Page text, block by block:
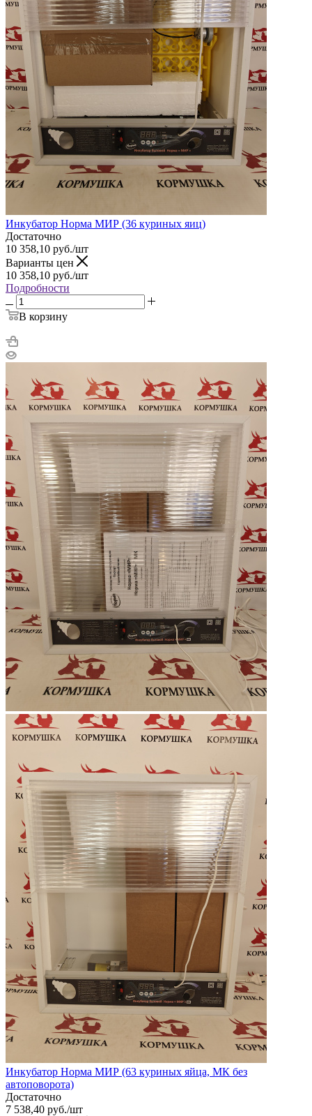
Инкубатор Норма МИР (36 куриных яиц)
Достаточно
10 358,10 руб./шт
Варианты цен
10 358,10 руб./шт
Подробности
В корзину
Инкубатор Норма МИР (63 куриных яйца, МК без
автоповорота)
Достаточно
7 538,40 руб./шт